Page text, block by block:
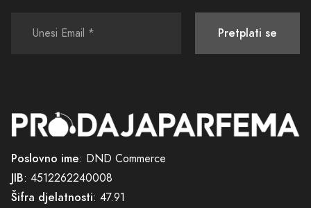
Pretplati se
Poslovno ime: DND Commerce
JIB: 4512262240008
Šifra djelatnosti: 47.91